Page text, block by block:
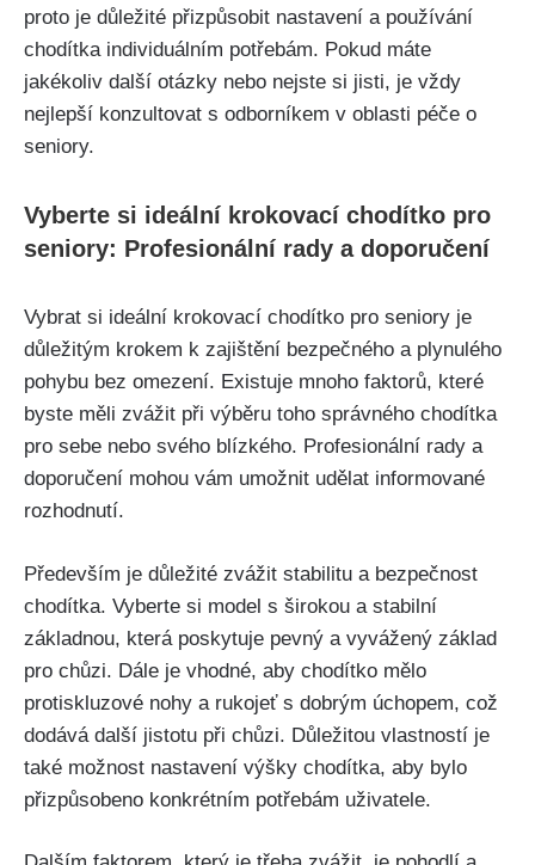
proto je důležité přizpůsobit nastavení a používání
chodítka individuálním potřebám. Pokud máte
jakékoliv další otázky nebo nejste si jisti, je vždy
nejlepší konzultovat s odborníkem v oblasti péče o
seniory.
Vyberte si ideální krokovací chodítko pro
seniory: Profesionální rady a doporučení
Vybrat si ideální krokovací chodítko pro seniory je
důležitým krokem k zajištění bezpečného a plynulého
pohybu bez omezení. Existuje mnoho faktorů, které
byste měli zvážit při výběru toho správného chodítka
pro sebe nebo svého blízkého. Profesionální rady a
doporučení mohou vám umožnit udělat informované
rozhodnutí.
Především je důležité zvážit stabilitu a bezpečnost
chodítka. Vyberte si model s širokou a stabilní
základnou, která poskytuje pevný a vyvážený základ
pro chůzi. Dále je vhodné, aby chodítko mělo
protiskluzové nohy a rukojeť s dobrým úchopem, což
dodává další jistotu při chůzi. Důležitou vlastností je
také možnost nastavení výšky chodítka, aby bylo
přizpůsobeno konkrétním potřebám uživatele.